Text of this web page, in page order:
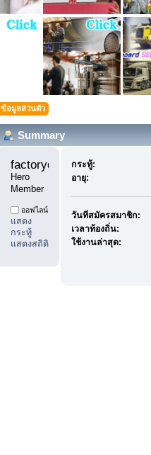
ข้อมูลส่วนตัว
Summary
factoryday1
Hero
Member
ออฟไลน์
แสดง
กระทู้
แสดงสถิติ
กระทู้:
อายุ:
วันที่สมัครสมาชิก:
เวลาท้องถิ่น:
ใช้งานล่าสุด: